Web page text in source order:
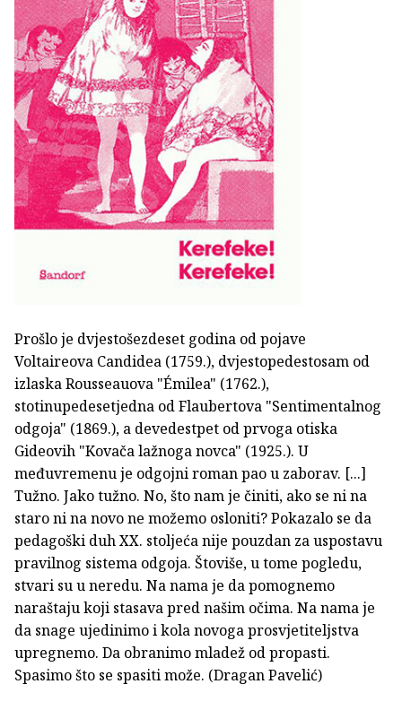
Prošlo je dvjestošezdeset godina od pojave
Voltaireova Candidea (1759.), dvjestopedestosam od
izlaska Rousseauova "Émilea" (1762.),
stotinupedesetjedna od Flaubertova "Sentimentalnog
odgoja" (1869.), a devedestpet od prvoga otiska
Gideovih "Kovača lažnoga novca" (1925.). U
međuvremenu je odgojni roman pao u zaborav. [...]
Tužno. Jako tužno. No, što nam je činiti, ako se ni na
staro ni na novo ne možemo osloniti? Pokazalo se da
pedagoški duh XX. stoljeća nije pouzdan za uspostavu
pravilnog sistema odgoja. Štoviše, u tome pogledu,
stvari su u neredu. Na nama je da pomognemo
naraštaju koji stasava pred našim očima. Na nama je
da snage ujedinimo i kola novoga prosvjetiteljstva
upregnemo. Da obranimo mladež od propasti.
Spasimo što se spasiti može. (Dragan Pavelić)